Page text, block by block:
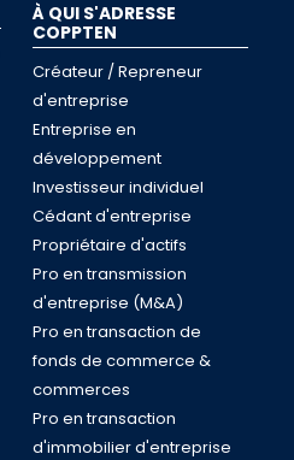
À QUI S'ADRESSE
COPPTEN
Créateur / Repreneur
d'entreprise
Entreprise en
développement
Investisseur individuel
Cédant d'entreprise
Propriétaire d'actifs
Pro en transmission
d'entreprise (M&A)
Pro en transaction de
fonds de commerce &
commerces
Pro en transaction
d'immobilier d'entreprise